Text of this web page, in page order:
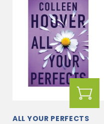
ALL YOUR PERFECTS